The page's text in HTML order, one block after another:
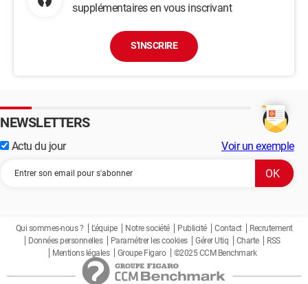
supplémentaires en vous inscrivant
S'INSCRIRE
NEWSLETTERS
Actu du jour Voir un exemple
Qui sommes-nous ? L'équipe Notre société Publicité Contact
Recrutement
Données personnelles
Paramétrer les cookies Gérer Utiq Charte
RSS
Mentions légales
Groupe Figaro ©2025 CCM Benchmark